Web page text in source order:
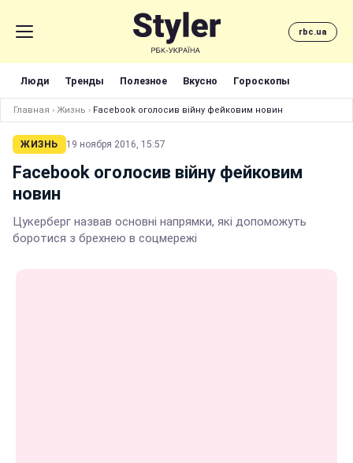
rbc.ua
Люди Тренды Полезное Вкусно Гороскопы
Главная › Жизнь › Facebook оголосив війну фейковим новин
ЖИЗНЬ 19 ноября 2016, 15:57
Facebook оголосив війну фейковим
новин
Цукерберг назвав основні напрямки, які допоможуть
боротися з брехнею в соцмережі